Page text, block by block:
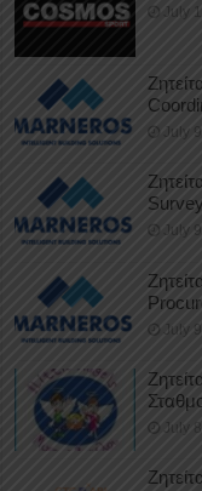
July
July
July
July
July